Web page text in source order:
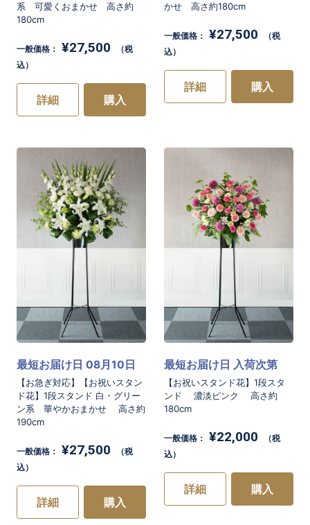
系 可愛くおまかせ 高さ約
180cm
一般価格： ¥27,500
（税
込）
詳細 購入
かせ 高さ約180cm
一般価格： ¥27,500
（税
込）
詳細 購入
【お急ぎ対応】【お祝いスタン
ド花】1段スタンド 白・グリー
ン系 華やかおまかせ 高さ約
190cm
最短お届け日 08月10日
一般価格： ¥27,500
（税
込）
詳細 購入
【お祝いスタンド花】1段スタ
ンド 濃淡ピンク 高さ約
180cm
最短お届け日 入荷次第
一般価格： ¥22,000
（税
込）
詳細 購入